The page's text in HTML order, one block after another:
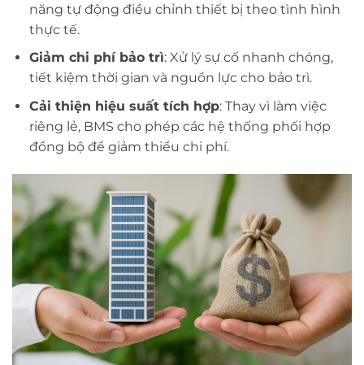
năng tự động điều chỉnh thiết bị theo tình hình
thực tế.
Giảm chi phí bảo trì: Xử lý sự cố nhanh chóng,
tiết kiệm thời gian và nguồn lực cho bảo trì.
Cải thiện hiệu suất tích hợp: Thay vì làm việc
riêng lẻ, BMS cho phép các hệ thống phối hợp
đồng bộ để giảm thiểu chi phí.